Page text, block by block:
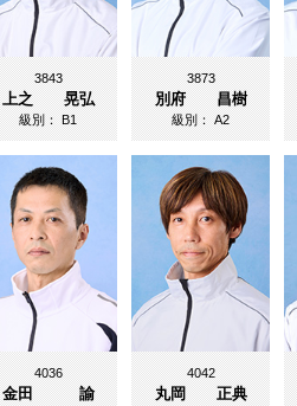
3843
上之 晃弘
級別：B1
3873
別府 昌樹
級別：A2
4036
金田 諭
4042
丸岡 正典